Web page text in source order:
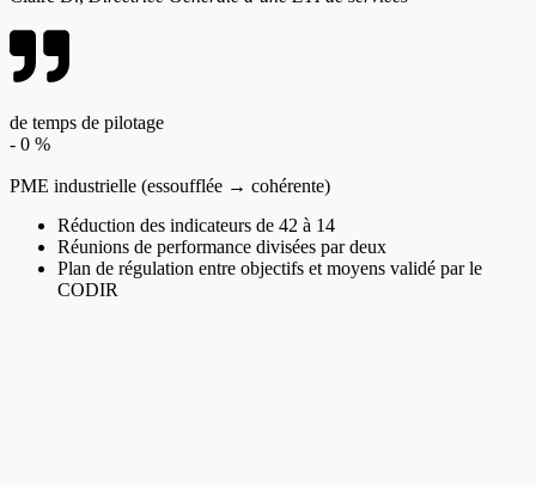
de temps de pilotage
- 0 %
PME industrielle (essoufflée → cohérente)
Réduction des indicateurs de 42 à 14
Réunions de performance divisées par deux
Plan de régulation entre objectifs et moyens validé par le
CODIR